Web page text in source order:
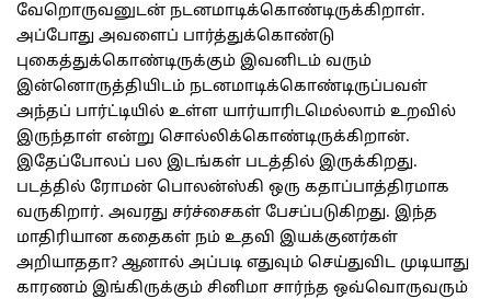
வேறொருவனுடன் நடனமாடிக்கொண்டிருக்கிறாள்.
அப்போது அவளைப் பார்த்துக்கொண்டு
புகைத்துக்கொண்டிருக்கும் இவனிடம் வரும்
இன்னொருத்தியிடம் நடனமாடிக்கொண்டிருப்பவள்
அந்தப் பார்ட்டியில் உள்ள யார்யாரிடமெல்லாம் உறவில்
இருந்தாள் என்று சொல்லிக்கொண்டிருக்கிறான்.
இதேப்போலப் பல இடங்கள் படத்தில் இருக்கிறது.
படத்தில் ரோமன் பொலன்ஸ்கி ஒரு கதாப்பாத்திரமாக
வருகிறார். அவரது சர்ச்சைகள் பேசப்படுகிறது. இந்த
மாதிரியான கதைகள் நம் உதவி இயக்குனர்கள்
அறியாததா? ஆனால் அப்படி எதுவும் செய்துவிட முடியாது
காரணம் இங்கிருக்கும் சினிமா சார்ந்த ஒவ்வொருவரும்